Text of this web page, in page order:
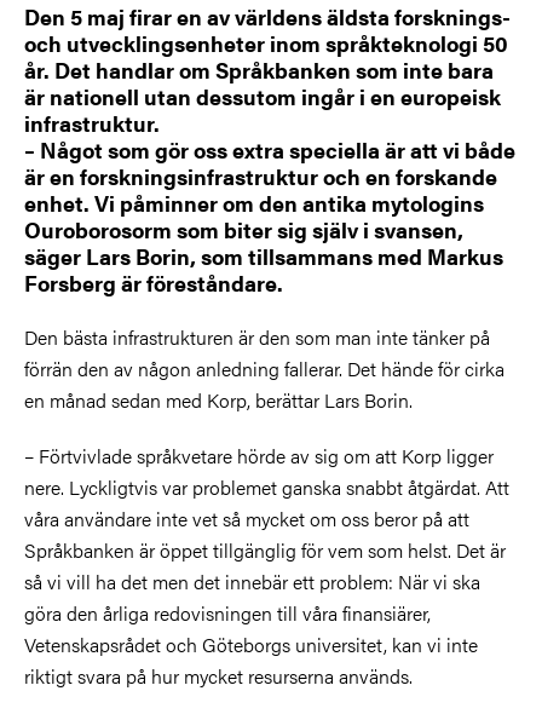
Den 5 maj firar en av världens äldsta forsknings-
och utvecklingsenheter inom språkteknologi 50
år. Det handlar om Språkbanken som inte bara
är nationell utan dessutom ingår i en europeisk
infrastruktur.
– Något som gör oss extra speciella är att vi både
är en forskningsinfrastruktur och en forskande
enhet. Vi påminner om den antika mytologins
Ouroborosorm som biter sig själv i svansen,
säger Lars Borin, som tillsammans med Markus
Forsberg är föreståndare.
Den bästa infrastrukturen är den som man inte tänker på
förrän den av någon anledning fallerar. Det hände för cirka
en månad sedan med Korp, berättar Lars Borin.
– Förtvivlade språkvetare hörde av sig om att Korp ligger
nere. Lyckligtvis var problemet ganska snabbt åtgärdat. Att
våra användare inte vet så mycket om oss beror på att
Språkbanken är öppet tillgänglig för vem som helst. Det är
så vi vill ha det men det innebär ett problem: När vi ska
göra den årliga redovisningen till våra finansiärer,
Vetenskapsrådet och Göteborgs universitet, kan vi inte
riktigt svara på hur mycket resurserna används.